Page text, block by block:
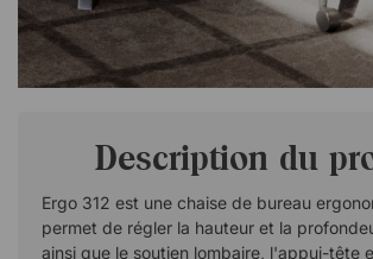
Description du
Ergo 312 est une chaise de bureau
permet de régler la hauteur et la
ainsi que le soutien lombaire, l'appui-tête